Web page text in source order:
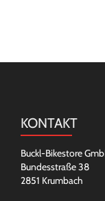
KONTAKT
Buckl-Bikestore
Bundesstraße 38
2851 Krumbach